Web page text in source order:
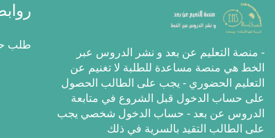
- منصة التعليم عن بعد و نشر الدروس عبر
الخط هي منصة مساعدة للطلبة ﻻ تغنيم عن
التعليم الحضوري - يجب على الطالب الحصول
على حساب الدخول قبل الشروع في متابعة
الدروس عن بعد - حساب الدخول شخصي يجب
على الطالب التقيد بالسرية في ذلك
طلب